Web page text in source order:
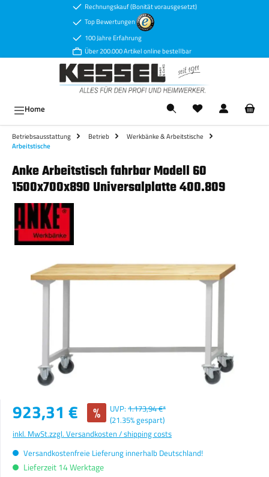
Zum Hauptinhalt springenRechnungskauf (Bonität vorausgesetzt)
Top Bewertungen
100 Jahre Erfahrung
Über 200.000 Artikel online bestellbar
Home
Betriebsausstattung Betrieb
Werkbänke & Arbeitstische
Arbeitstische
Anke Arbeitstisch fahrbar Modell 60
1500x700x890 Universalplatte 400.809
Bildergalerie überspringen
Verkaufspreis:
923,31 € % UVP: 1.173,94 €*
(21.35% gespart)
inkl. MwSt.zzgl. Versandkosten / shipping costs
Versandkostenfreie Lieferung innerhalb Deutschland!
Lieferzeit 14 Werktage